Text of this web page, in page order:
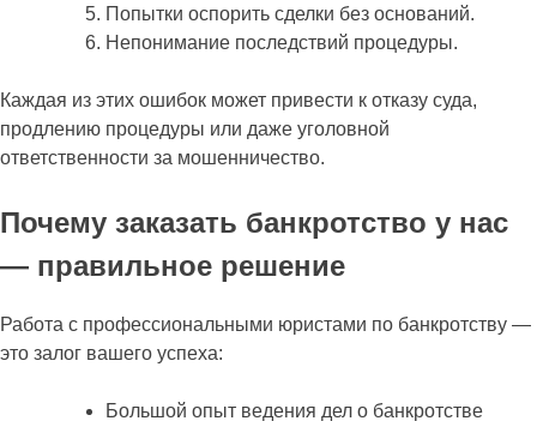
Попытки оспорить сделки без оснований.
Непонимание последствий процедуры.
Каждая из этих ошибок может привести к отказу суда,
продлению процедуры или даже уголовной
ответственности за мошенничество.
Почему заказать банкротство у нас
— правильное решение
Работа с профессиональными юристами по банкротству —
это залог вашего успеха:
Большой опыт ведения дел о банкротстве